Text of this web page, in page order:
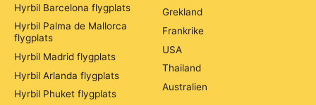
Hyrbil Barcelona flygplats
Hyrbil Palma de Mallorca
flygplats
Hyrbil Madrid flygplats
Hyrbil Arlanda flygplats
Hyrbil Phuket flygplats
Grekland
Frankrike
USA
Thailand
Australien